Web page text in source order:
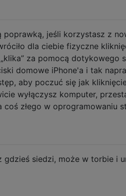
poprawką, jeśli korzystasz z
dla ciebie fizyczne
za pomocą dotykowego
domowe iPhone'a i tak
aby poczuć się jak
wyłączysz komputer,
złego w oprogramowaniu
siedzi, może w torbie i